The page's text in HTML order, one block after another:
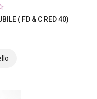
( FD & C RED 40)